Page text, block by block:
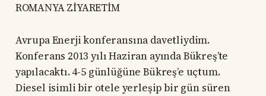
ROMANYA ZİYARETİM
Avrupa Enerji konferansına davetliydim.
Konferans 2013 yılı Haziran ayında Bükreş’te
yapılacaktı. 4-5 günlüğüne Bükreş’e uçtum.
Diesel isimli bir otele yerleşip bir gün süren